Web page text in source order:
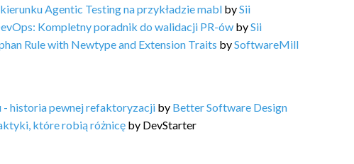
Agentic Testing na przykładzie mabl bySii
Kompletny poradnik do walidacji PR-ów bySii
Rule with Newtype and Extension Traits bySoftwareMill
- historia pewnej refaktoryzacji by Better Software Design
które robią różnicę by DevStarter